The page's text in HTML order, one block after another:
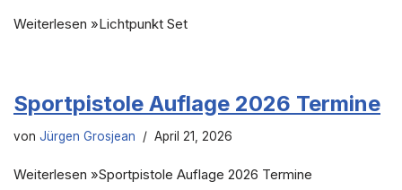
Weiterlesen »Lichtpunkt Set
Sportpistole Auflage 2026 Termine
von Jürgen Grosjean April 21, 2026
Weiterlesen »Sportpistole Auflage 2026 Termine